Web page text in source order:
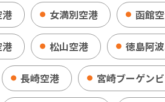
女満別空港 函館
松山空港 徳島阿
長崎空港 宮崎ブーゲン